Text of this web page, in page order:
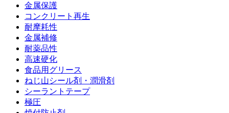
金属保護
コンクリート再生
耐摩耗性
金属補修
耐薬品性
高速硬化
食品用グリース
ねじ山シール剤・潤滑剤
シーラントテープ
極圧